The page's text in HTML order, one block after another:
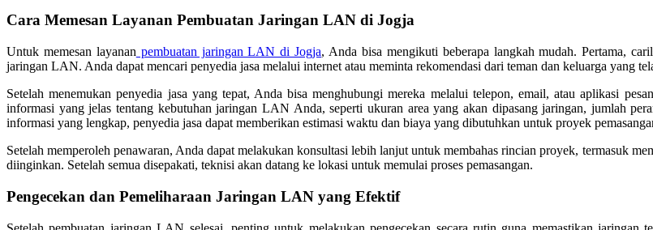
Cara Memesan Layanan Pembuatan Jaringan LAN di Jogja
Untuk memesan layanan pembuatan jaringan LAN di Jogja, Anda bisa mengikuti beberapa langkah mudah. Pertama,
jaringan LAN. Anda dapat mencari penyedia jasa melalui internet atau meminta rekomendasi dari teman dan keluarga yang
Setelah menemukan penyedia jasa yang tepat, Anda bisa menghubungi mereka melalui telepon, email, atau aplikasi
informasi yang jelas tentang kebutuhan jaringan LAN Anda, seperti ukuran area yang akan dipasang jaringan, jumlah
informasi yang lengkap, penyedia jasa dapat memberikan estimasi waktu dan biaya yang dibutuhkan untuk proyek
Setelah memperoleh penawaran, Anda dapat melakukan konsultasi lebih lanjut untuk membahas rincian proyek, termasuk
diinginkan. Setelah semua disepakati, teknisi akan datang ke lokasi untuk memulai proses pemasangan.
Pengecekan dan Pemeliharaan Jaringan LAN yang Efektif